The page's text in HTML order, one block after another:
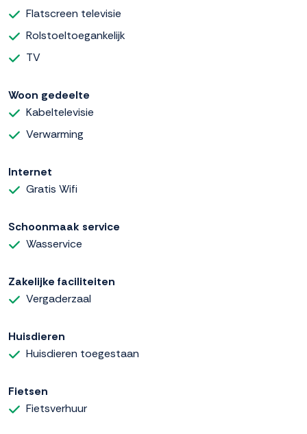
Flatscreen televisie
Rolstoeltoegankelijk
TV
Woon gedeelte
Kabeltelevisie
Verwarming
Internet
Gratis Wifi
Schoonmaak service
Wasservice
Zakelijke faciliteiten
Vergaderzaal
Huisdieren
Huisdieren toegestaan
Fietsen
Fietsverhuur